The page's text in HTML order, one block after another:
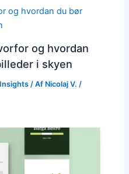
og hvordan
i skyen
/ Af Nicolaj V./